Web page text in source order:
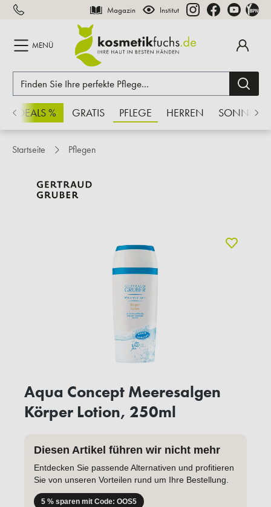
springen Magazin Institut
MENÜ
% GRATIS PFLEGE HERREN SONNE
Startseite Pflegen
Aqua Concept Meeresalgen
Körper Lotion, 250ml
Diesen Artikel führen wir nicht mehr
Entdecken Sie passende Alternativen und profitieren
Sie von unseren Vorteilen rund um Ihre Bestellung.
5 % sparen mit Code: OOS5